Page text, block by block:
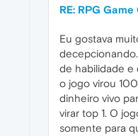
RE: RPG
Eu gostava
de habilidade e
o jogo virou
dinheiro vivo
virar top 1. O
somente para